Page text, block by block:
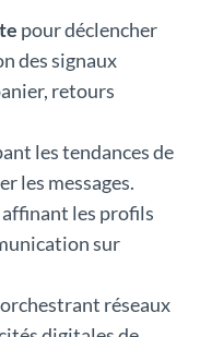
pour déclencher
des signaux
retours
les tendances de
les messages.
affinant les profils
sur
orchestrant réseaux